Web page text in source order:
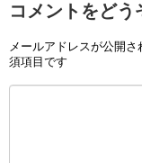
コメントをどう
メールアドレスが公開さ
須項目です